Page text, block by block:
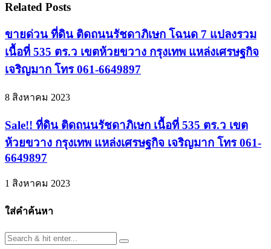
Related Posts
ขายด่วน ที่ดิน ติดถนนรัชดาภิเษก โฉนด 7 แปลงรวม
เนื้อที่ 535 ตร.ว เขตห้วยขวาง กรุงเทพ แหล่งเศรษฐกิจ
เจริญมาก โทร 061-6649897
8 สิงหาคม 2023
Sale!! ที่ดิน ติดถนนรัชดาภิเษก เนื้อที่ 535 ตร.ว เขต
ห้วยขวาง กรุงเทพ แหล่งเศรษฐกิจ เจริญมาก โทร 061-
6649897
1 สิงหาคม 2023
ใส่คำค้นหา